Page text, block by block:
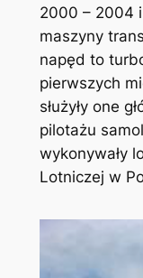
2000 – 2004
maszyny
napęd to
pierwszych
służyły one
pilotażu
wykonywały
Lotniczej w